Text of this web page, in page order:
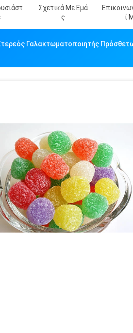
Σχετικά Με Εμά
Σ
Ί
Γαλακτωματοποιητής